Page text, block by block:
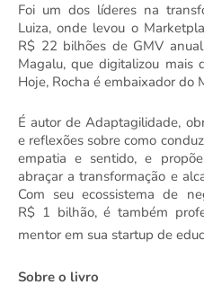
Foi um dos líderes na
Luiza, onde levou o
R$ 22 bilhões de GMV
Magalu, que digitalizou mais
Hoje, Rocha é embaixador do
É autor de Adaptagilidade,
e reflexões sobre como
empatia e sentido, e
abraçar a transformação e
Com seu ecossistema de
R$ 1 bilhão, é também
mentor em sua startup de
Sobre o livro